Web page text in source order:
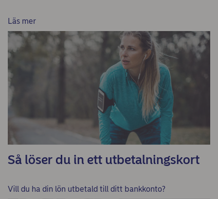
Läs mer
Så löser du in ett utbetalningskort
Vill du ha din lön utbetald till ditt bankkonto?